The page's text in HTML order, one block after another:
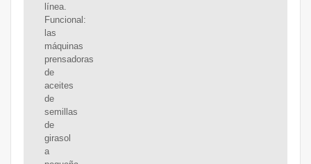
línea.
Funcional:
las
máquinas
prensadoras
de
aceites
de
semillas
de
girasol
a